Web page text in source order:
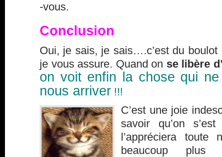
-vous.
Conclusion
Oui, je sais, je sais….c’est du
je vous assure. Quand on se libère
on voit enfin la chose qui
nous arriver !!!
C’est une joie
savoir qu’on
l’appréciera toute
beaucoup plus